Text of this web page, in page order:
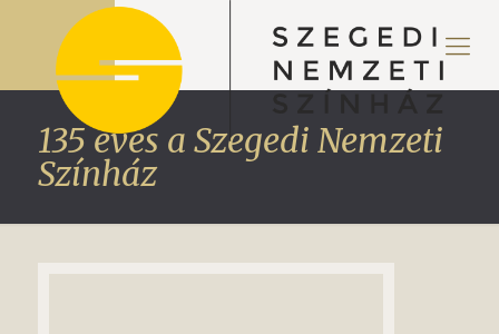
135 éves a Szegedi Nemzeti
Színház